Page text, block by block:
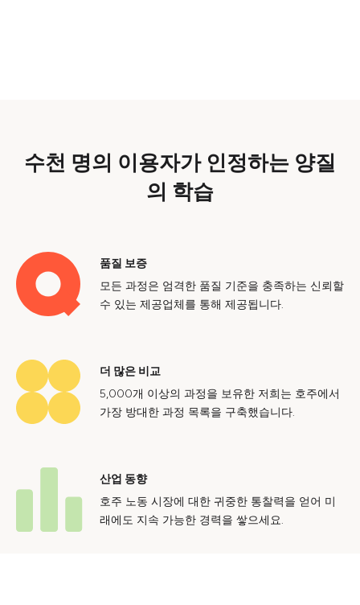
수천 명의 이용자가 인정하는 양질
의 학습
품질 보증
모든 과정은 엄격한 품질 기준을 충족하는 신뢰할
수 있는 제공업체를 통해 제공됩니다.
더 많은 비교
5,000개 이상의 과정을 보유한 저희는 호주에서
가장 방대한 과정 목록을 구축했습니다.
산업 동향
호주 노동 시장에 대한 귀중한 통찰력을 얻어 미
래에도 지속 가능한 경력을 쌓으세요.